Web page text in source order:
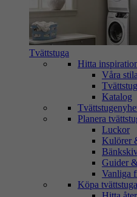
Tvättstuga
Hitta
Våra
Katalog
Planera
Luckor
Kulörer
Guider
Vanliga
Köpa tvättstuga